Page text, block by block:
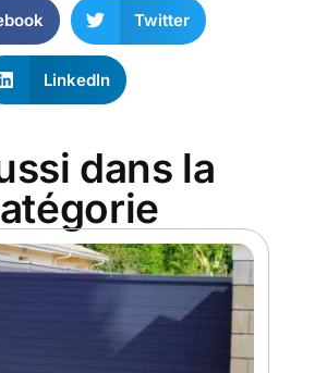
Twitter
LinkedIn
dans la